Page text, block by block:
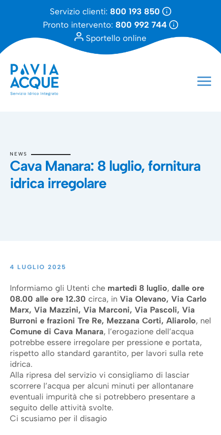
Servizio clienti: 800 193 850
Pronto intervento: 800 992 744
Sportello online
NEWS
Cava Manara: 8 luglio, fornitura
idrica irregolare
4 LUGLIO 2025
Informiamo gli Utenti che martedì 8 luglio, dalle ore
08.00 alle ore 12.30 circa, in Via Olevano, Via Carlo
Marx, Via Mazzini, Via Marconi, Via Pascoli, Via
Burroni e frazioni Tre Re, Mezzana Corti, Aliarolo, nel
Comune di Cava Manara, l’erogazione dell’acqua
potrebbe essere irregolare per pressione e portata,
rispetto allo standard garantito, per lavori sulla rete
idrica.
Alla ripresa del servizio vi consigliamo di lasciar
scorrere l’acqua per alcuni minuti per allontanare
eventuali impurità che si potrebbero presentare a
seguito delle attività svolte.
Ci scusiamo per il disagio